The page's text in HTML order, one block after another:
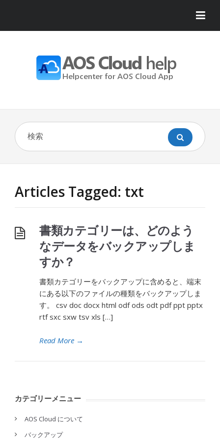
Articles Tagged: txt
書類カテゴリーは、どのよう
なデータをバックアップしま
すか？
書類カテゴリーをバックアップに含めると、端末
にある以下のファイルの種類をバックアップしま
す。 csv doc docx html odf ods odt pdf ppt pptx
rtf sxc sxw tsv xls […]
Read More →
カテゴリーメニュー
AOS Cloud について
バックアップ